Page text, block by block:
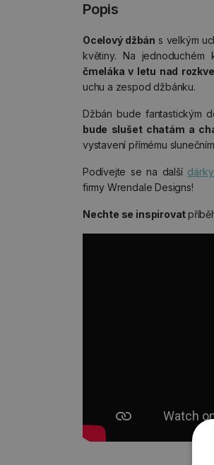
Popis
Ocelový džbán s velkým
květiny. Na jednoduchém
čmeláka v letu nad
uchu a zespod džbánku.
Džbán bude fantastickým
bude slušet chatám a
vystavení přímému
Podívejte se na další
firmy Wrendale Designs!
Nechte se inspirovat